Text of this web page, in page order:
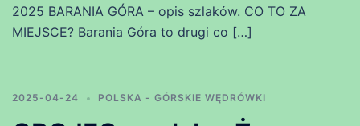
2025 BARANIA GÓRA – opis szlaków. CO TO ZA
MIEJSCE? Barania Góra to drugi co […]
2025-04-24 POLSKA - GÓRSKIE WĘDRÓWKI